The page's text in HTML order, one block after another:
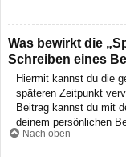
Was bewirkt die
Schreiben eines
Hiermit kannst du die
späteren Zeitpunkt
Beitrag kannst du mit
deinem persönlichen
Nach oben